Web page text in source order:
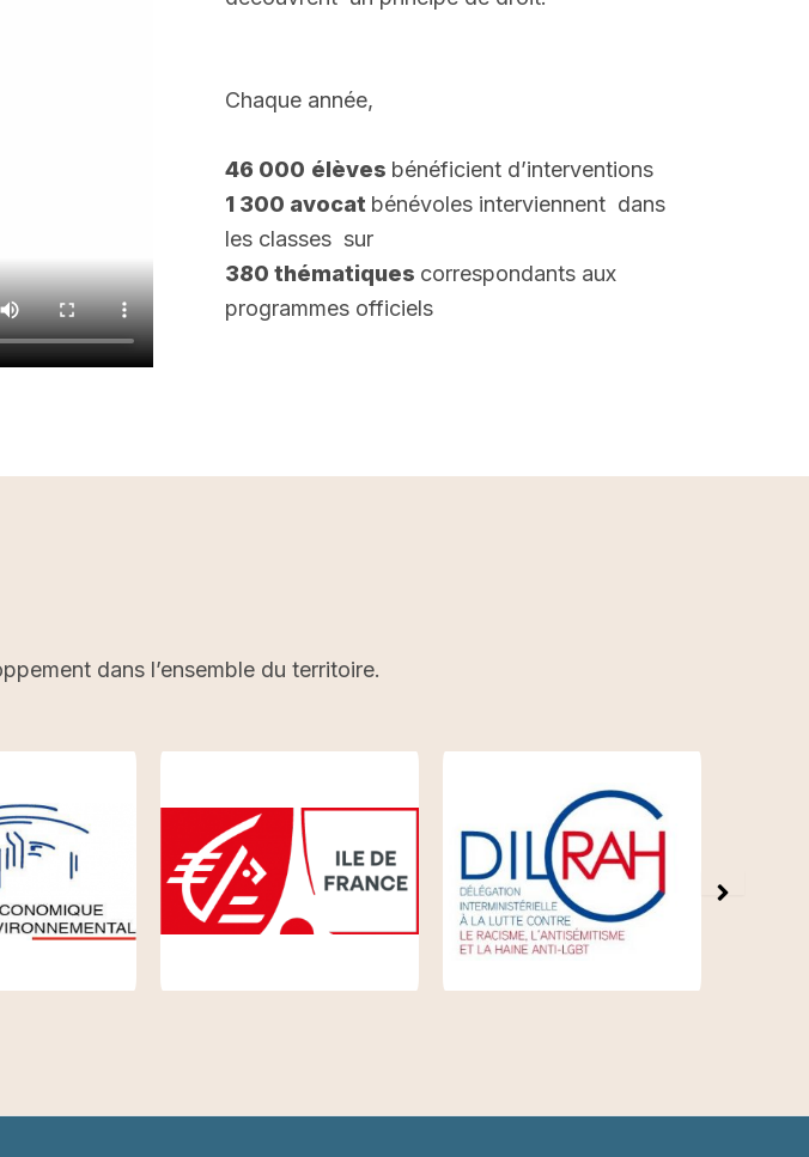
Chaque année,
46 000 élèves bénéficient d’interventions
1 300 avocat bénévoles interviennent dans
les classes sur
380 thématiques correspondants aux
programmes officiels
dans l’ensemble du territoire.